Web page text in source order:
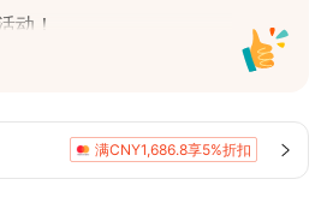
动！
、设备租借和温水淋浴！
可在餐厅等使用的优惠
满CNY1,686.8享5%折扣